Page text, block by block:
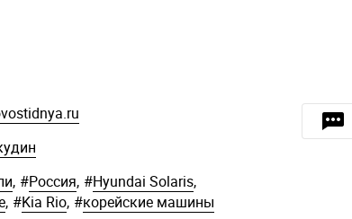
, #Россия, #Hyundai Solaris,
, #Kia Rio, #корейские машины